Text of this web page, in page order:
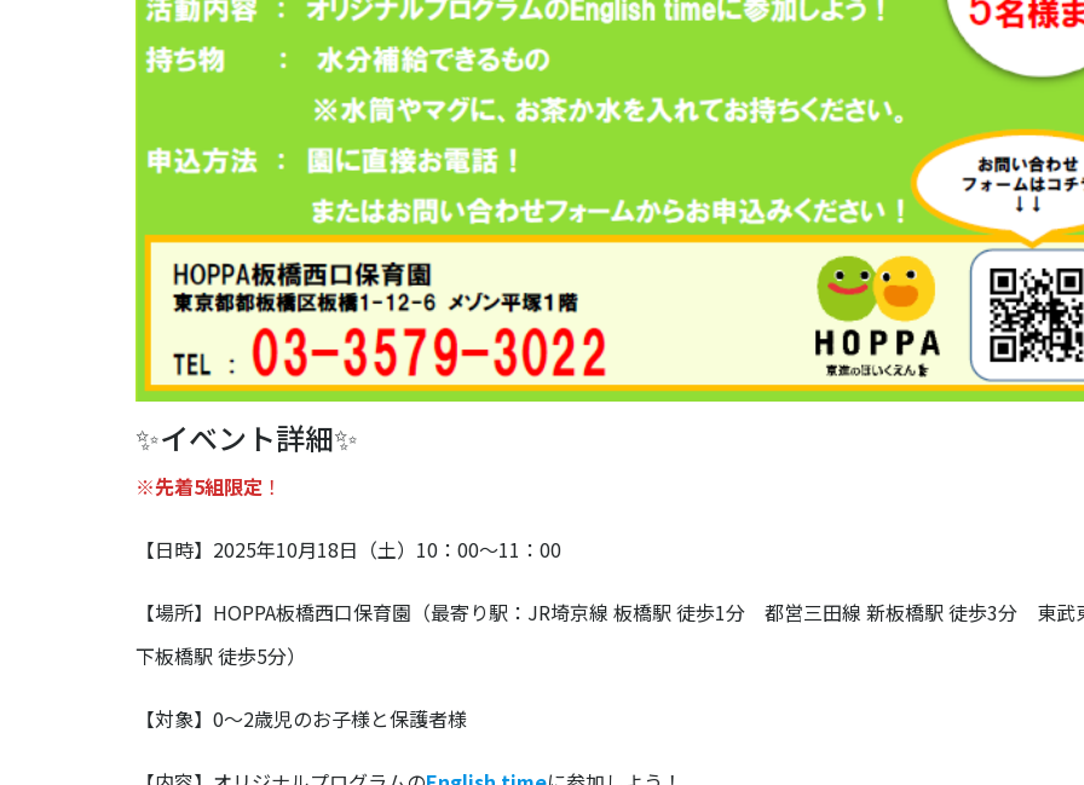
✨イベント詳細✨
※先着5組限定 ！
【日時】2025年10月18日（土）10：00～11：00
【場所】HOPPA板橋西口保育園（最寄り駅：JR埼京線 板橋駅 徒歩1分 都営三田線 新板橋駅 徒歩3分 東武
下板橋駅 徒歩5分）
【対象】0～2歳児のお子様と保護者様